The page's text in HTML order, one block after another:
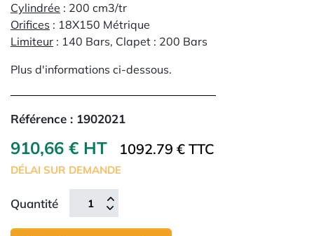
Cylindrée : 200 cm3/tr
Orifices : 18X150 Métrique
Limiteur : 140 Bars, Clapet : 200 Bars
Plus d'informations ci-dessous.
Référence : 1902021
910,66 € HT 1092.79 € TTC
DÉLAI SUR DEMANDE
Quantité